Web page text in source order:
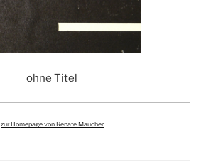
ohne Titel
zur Homepage von Renate Maucher